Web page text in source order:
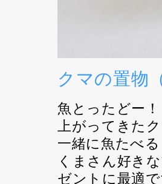
クマの置物
魚とったどー
上がってきた
一緒に魚たべ
くまさん好き
ゼントに最適